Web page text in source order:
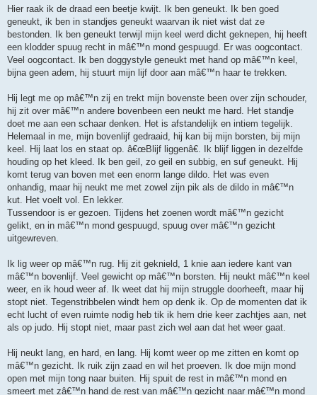
Hier raak ik de draad een beetje kwijt. Ik ben geneukt. Ik ben goed
geneukt, ik ben in standjes geneukt waarvan ik niet wist dat ze
bestonden. Ik ben geneukt terwijl mijn keel werd dicht geknepen, hij heeft
een klodder spuug recht in mâ€™n mond gespuugd. Er was oogcontact.
Veel oogcontact. Ik ben doggystyle geneukt met hand op mâ€™n keel,
bijna geen adem, hij stuurt mijn lijf door aan mâ€™n haar te trekken.
Hij legt me op mâ€™n zij en trekt mijn bovenste been over zijn schouder,
hij zit over mâ€™n andere bovenbeen een neukt me hard. Het standje
doet me aan een schaar denken. Het is afstandelijk en intiem tegelijk.
Helemaal in me, mijn bovenlijf gedraaid, hij kan bij mijn borsten, bij mijn
keel. Hij laat los en staat op. â€œBlijf liggenâ€. Ik blijf liggen in dezelfde
houding op het kleed. Ik ben geil, zo geil en subbig, en suf geneukt. Hij
komt terug van boven met een enorm lange dildo. Het was even
onhandig, maar hij neukt me met zowel zijn pik als de dildo in mâ€™n
kut. Het voelt vol. En lekker.
Tussendoor is er gezoen. Tijdens het zoenen wordt mâ€™n gezicht
gelikt, en in mâ€™n mond gespuugd, spuug over mâ€™n gezicht
uitgewreven.
Ik lig weer op mâ€™n rug. Hij zit geknield, 1 knie aan iedere kant van
mâ€™n bovenlijf. Veel gewicht op mâ€™n borsten. Hij neukt mâ€™n keel
weer, en ik houd weer af. Ik weet dat hij mijn struggle doorheeft, maar hij
stopt niet. Tegenstribbelen windt hem op denk ik. Op de momenten dat ik
echt lucht of even ruimte nodig heb tik ik hem drie keer zachtjes aan, net
als op judo. Hij stopt niet, maar past zich wel aan dat het weer gaat.
Hij neukt lang, en hard, en lang. Hij komt weer op me zitten en komt op
mâ€™n gezicht. Ik ruik zijn zaad en wil het proeven. Ik doe mijn mond
open met mijn tong naar buiten. Hij spuit de rest in mâ€™n mond en
smeert met zâ€™n hand de rest van mâ€™n gezicht naar mâ€™n mond